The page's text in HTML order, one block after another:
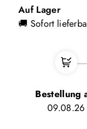
Auf Lager
🚚 Sofort
Bestellung
09.08.26